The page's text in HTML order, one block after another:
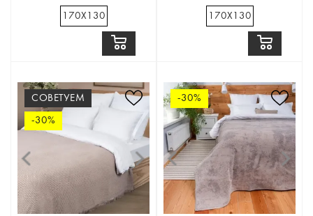
170Х130 170Х130
СОВЕТУЕМ
-30%
-30%